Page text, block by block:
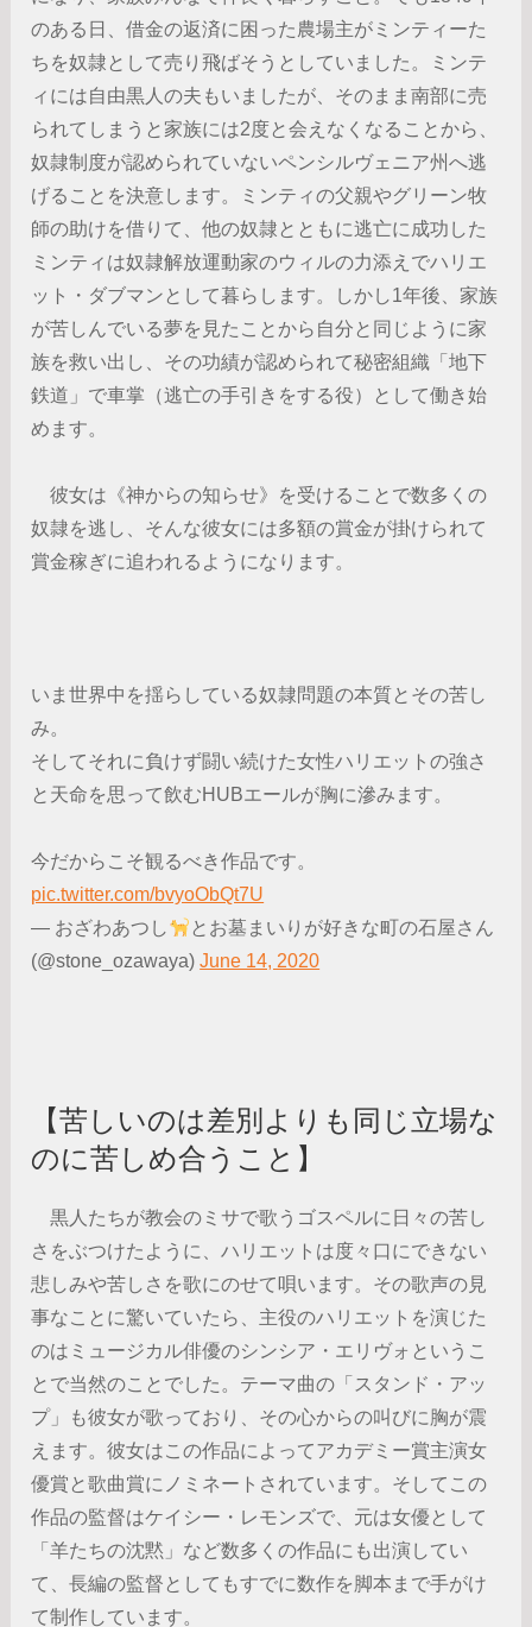
のある日、借金の返済に困った農場主がミンティーた
ちを奴隷として売り飛ばそうとしていました。ミンテ
ィには自由黒人の夫もいましたが、そのまま南部に売
られてしまうと家族には2度と会えなくなることから、
奴隷制度が認められていないペンシルヴェニア州へ逃
げることを決意します。ミンティの父親やグリーン牧
師の助けを借りて、他の奴隷とともに逃亡に成功した
ミンティは奴隷解放運動家のウィルの力添えでハリエ
ット・ダブマンとして暮らします。しかし1年後、家族
が苦しんでいる夢を見たことから自分と同じように家
族を救い出し、その功績が認められて秘密組織「地下
鉄道」で車掌（逃亡の手引きをする役）として働き始
めます。
彼女は《神からの知らせ》を受けることで数多くの
奴隷を逃し、そんな彼女には多額の賞金が掛けられて
賞金稼ぎに追われるようになります。
いま世界中を揺らしている奴隷問題の本質とその苦し
み。
そしてそれに負けず闘い続けた女性ハリエットの強さ
と天命を思って飲むHUBエールが胸に滲みます。
今だからこそ観るべき作品です。
pic.twitter.com/bvyoObQt7U
— おざわあつし
とお墓まいりが好きな町の石屋さん
(@stone_ozawaya)June 14, 2020
【苦しいのは差別よりも同じ立場な
のに苦しめ合うこと】
黒人たちが教会のミサで歌うゴスペルに日々の苦し
さをぶつけたように、ハリエットは度々口にできない
悲しみや苦しさを歌にのせて唄います。その歌声の見
事なことに驚いていたら、主役のハリエットを演じた
のはミュージカル俳優のシンシア・エリヴォというこ
とで当然のことでした。テーマ曲の「スタンド・アッ
プ」も彼女が歌っており、その心からの叫びに胸が震
えます。彼女はこの作品によってアカデミー賞主演女
優賞と歌曲賞にノミネートされています。そしてこの
作品の監督はケイシー・レモンズで、元は女優として
「羊たちの沈黙」など数多くの作品にも出演してい
て、長編の監督としてもすでに数作を脚本まで手がけ
て制作しています。